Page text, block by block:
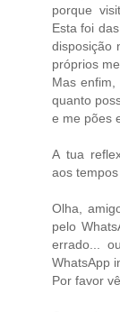
porque
Esta foi
disposição
próprios
Mas
quanto
e me pões
A tua
aos
Olha,
pelo
errado...
WhatsApp
Por favor